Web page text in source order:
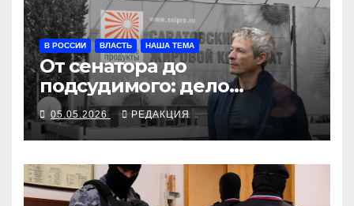
В РОССИИ ВЛАСТЬ НАША ТЕМА
От сенатора до
подсудимого: дело
олигарха Мошковича
05.05.2026 РЕДАКЦИЯ